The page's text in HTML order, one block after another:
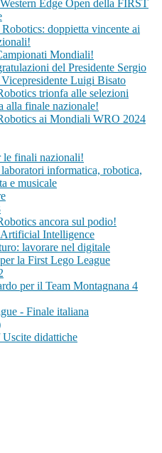
Edge Open della FIRST
doppietta vincente ai
Mondiali!
del Presidente Sergio
Luigi Bisato
trionfa alle selezioni
alla finale nazionale!
ai Mondiali WRO 2024
le finali nazionali!
informatica, robotica,
e musicale
ancora sul podio!
Intelligence
lavorare nel digitale
la First Lego League
per il Team Montagnana 4
- Finale italiana
didattiche